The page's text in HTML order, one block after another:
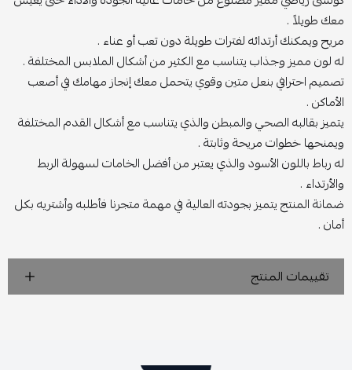
معك طويلاً .
مريح ويمكنك أرتدائه لفترات طويلة دون تعب أو عناء .
له لون مميز وجذاب يتناسب مع الكثير من أشكال الملابس المختلفة .
تصميم احترافي بنعل متين وقوي يتحمل معك إنجاز مهامك في أصعب
الأماكن .
يتميز بقالبه الصحي والمبطن والذي يتناسب مع أشكال القدم المختلفة
ويمنحها خطوات مريحة وثابتة .
له رباط باللون الأسود والذي يعتبر من أفضل الخامات لسهولة الربط
والأرتداء .
ضمانة المنتج يتميز بجودته العالية في مهمة متجرنا فأطلبه وأشتريه بكل
أمان .
تقييمات المنتج